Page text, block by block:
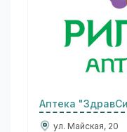
Аптека
ул. Майская, 20